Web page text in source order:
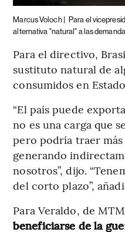
Marcus Voloch |
Para el
alternativa "natural" a las
Para el directivo,
sustituto natural de
consumidos en
“El país puede
no es una carga que
pero podría traer más
generando
nosotros”, dijo.
del corto plazo”,
Para Veraldo, de
beneficiarse de la